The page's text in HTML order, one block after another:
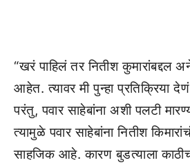
“खरं पाहिलं तर नितीश कुमारांबद्दल
आहेत. त्यावर मी पुन्हा प्रतिक्रिया देणं
परंतु, पवार साहेबांना अशी पलटी
त्यामुळे पवार साहेबांना नितीश
साहजिक आहे. कारण बुडत्याला